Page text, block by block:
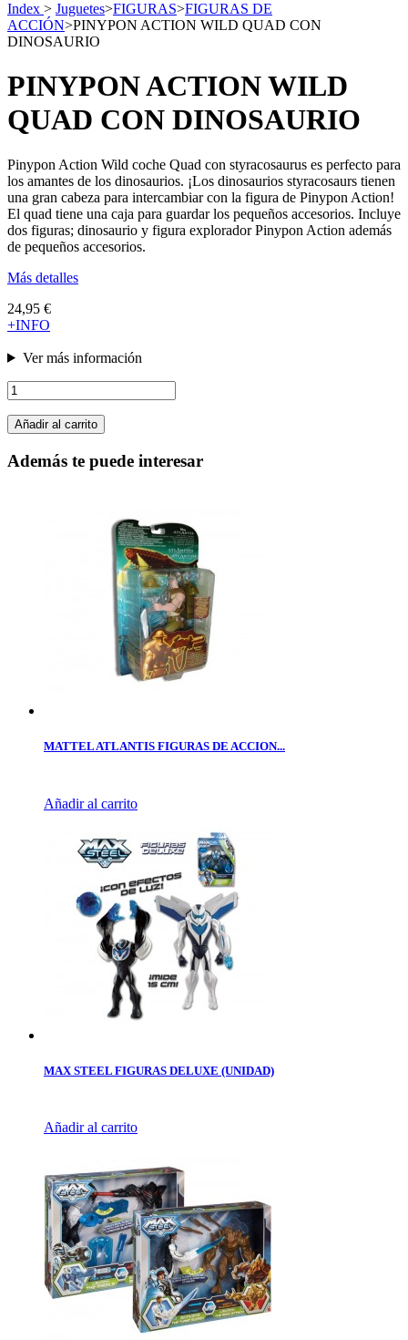
Index > Juguetes>FIGURAS>FIGURAS DE
ACCIÓN>PINYPON ACTION WILD QUAD CON
DINOSAURIO
PINYPON ACTION WILD
QUAD CON DINOSAURIO
Pinypon Action Wild coche Quad con styracosaurus es perfecto para
los amantes de los dinosaurios. ¡Los dinosaurios styracosaurs tienen
una gran cabeza para intercambiar con la figura de Pinypon Action!
El quad tiene una caja para guardar los pequeños accesorios. Incluye
dos figuras; dinosaurio y figura explorador Pinypon Action además
de pequeños accesorios.
Más detalles
24,95 €
+INFO
Ver más información
Añadir al carrito
Además te puede interesar
MATTEL ATLANTIS FIGURAS DE ACCION...
Añadir al carrito
MAX STEEL FIGURAS DELUXE (UNIDAD)
Añadir al carrito